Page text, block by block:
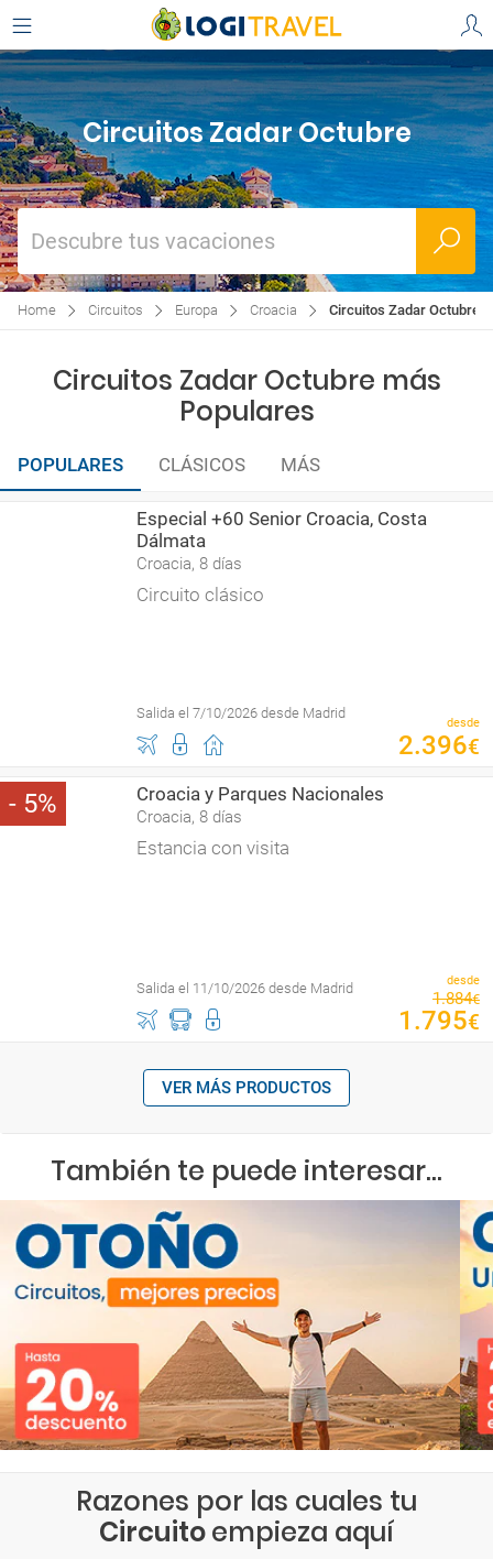
Circuitos Zadar Octubre
Descubre tus vacaciones
Home Circuitos Europa Croacia Circuitos Zadar Octubre
Circuitos Zadar Octubre más
Populares
POPULARES CLÁSICOS MÁS
Especial +60 Senior Croacia, Costa
Dálmata
Croacia, 8 días
Circuito clásico
Salida el 7/10/2026 desde Madrid
desde
2.396€
5 Croacia y Parques Nacionales
Croacia, 8 días
Estancia con visita
Salida el 11/10/2026 desde Madrid desde
1.884€
1 .795€
VER MÁS PRODUCTOS
También te puede interesar...
Razones por las cuales tu
Circuitoempieza aquí